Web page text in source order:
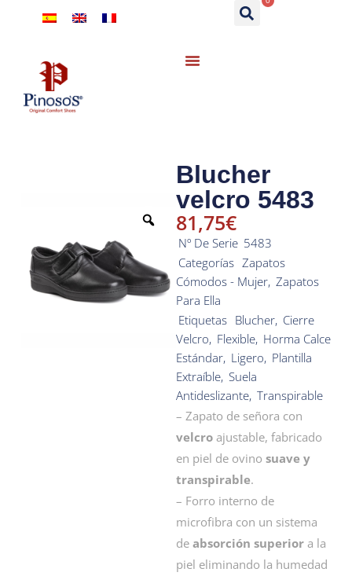
Blucher
velcro 5483
81,75€
Nº De Serie 5483
Categorías Zapatos
Cómodos - Mujer, Zapatos
Para Ella
Etiquetas Blucher, Cierre
Velcro, Flexible, Horma Calce
Estándar, Ligero, Plantilla
Extraíble, Suela
Antideslizante, Transpirable
– Zapato de señora con
velcro ajustable, fabricado
en piel de ovino suave y
transpirable.
– Forro interno de
microfibra con un sistema
de absorción superior a la
piel eliminando la humedad